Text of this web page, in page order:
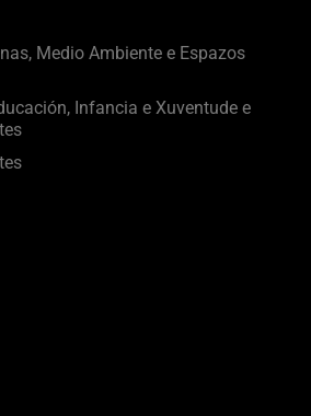
Medio Ambiente e Espazos
Infancia e Xuventude e